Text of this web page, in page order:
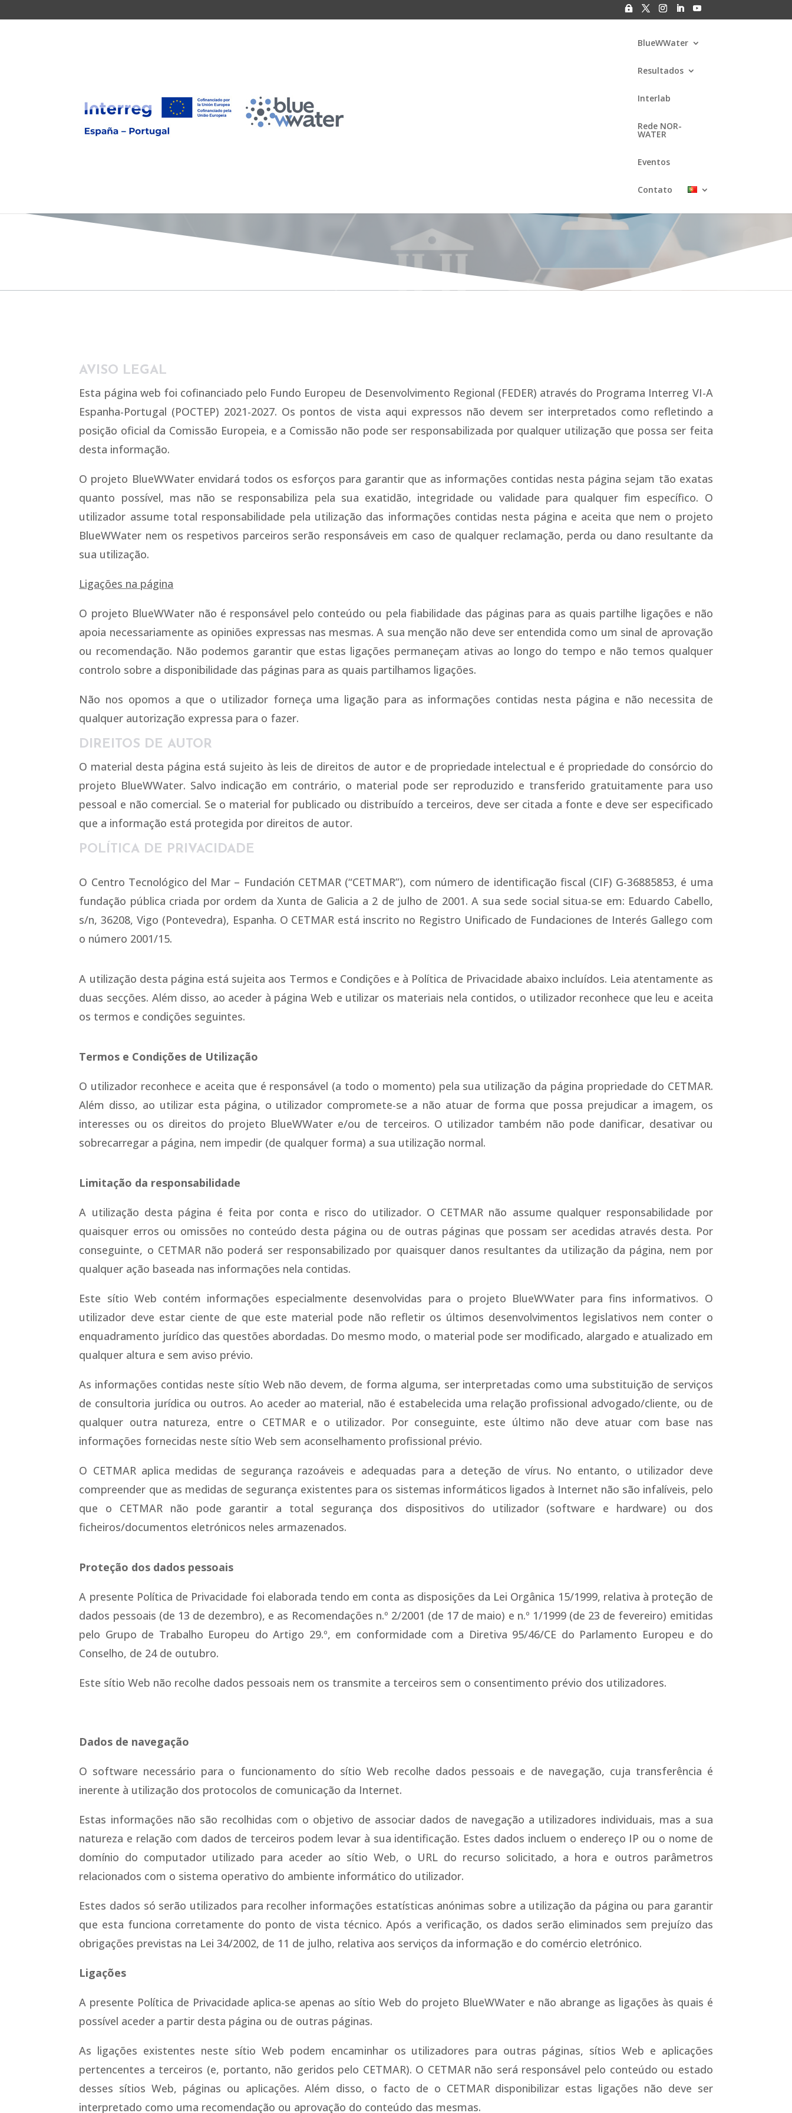
BlueWWater
Resultados
Interlab
Rede NOR-
WATER
Eventos
Contato
Aviso legal – Direitos de autor – Política de privacidade
AVISO LEGAL
Esta página web foi cofinanciado pelo Fundo Europeu de Desenvolvimento Regional (FEDER) através do Programa Interreg VI-A
Espanha-Portugal (POCTEP) 2021-2027. Os pontos de vista aqui expressos não devem ser interpretados como refletindo a
posição oficial da Comissão Europeia, e a Comissão não pode ser responsabilizada por qualquer utilização que possa ser feita
desta informação.
O projeto BlueWWater envidará todos os esforços para garantir que as informações contidas nesta página sejam tão exatas
quanto possível, mas não se responsabiliza pela sua exatidão, integridade ou validade para qualquer fim específico. O
utilizador assume total responsabilidade pela utilização das informações contidas nesta página e aceita que nem o projeto
BlueWWater nem os respetivos parceiros serão responsáveis em caso de qualquer reclamação, perda ou dano resultante da
sua utilização.
Ligações na página
O projeto BlueWWater não é responsável pelo conteúdo ou pela fiabilidade das páginas para as quais partilhe ligações e não
apoia necessariamente as opiniões expressas nas mesmas. A sua menção não deve ser entendida como um sinal de aprovação
ou recomendação. Não podemos garantir que estas ligações permaneçam ativas ao longo do tempo e não temos qualquer
controlo sobre a disponibilidade das páginas para as quais partilhamos ligações.
Não nos opomos a que o utilizador forneça uma ligação para as informações contidas nesta página e não necessita de
qualquer autorização expressa para o fazer.
DIREITOS DE AUTOR
O material desta página está sujeito às leis de direitos de autor e de propriedade intelectual e é propriedade do consórcio do
projeto BlueWWater. Salvo indicação em contrário, o material pode ser reproduzido e transferido gratuitamente para uso
pessoal e não comercial. Se o material for publicado ou distribuído a terceiros, deve ser citada a fonte e deve ser especificado
que a informação está protegida por direitos de autor.
POLÍTICA DE PRIVACIDADE
O Centro Tecnológico del Mar – Fundación CETMAR (“CETMAR”), com número de identificação fiscal (CIF) G-36885853, é uma
fundação pública criada por ordem da Xunta de Galicia a 2 de julho de 2001. A sua sede social situa-se em: Eduardo Cabello,
s/n, 36208, Vigo (Pontevedra), Espanha. O CETMAR está inscrito no Registro Unificado de Fundaciones de Interés Gallego com
o número 2001/15.
A utilização desta página está sujeita aos Termos e Condições e à Política de Privacidade abaixo incluídos. Leia atentamente as
duas secções. Além disso, ao aceder à página Web e utilizar os materiais nela contidos, o utilizador reconhece que leu e aceita
os termos e condições seguintes.
Termos e Condições de Utilização
O utilizador reconhece e aceita que é responsável (a todo o momento) pela sua utilização da página propriedade do CETMAR.
Além disso, ao utilizar esta página, o utilizador compromete-se a não atuar de forma que possa prejudicar a imagem, os
interesses ou os direitos do projeto BlueWWater e/ou de terceiros. O utilizador também não pode danificar, desativar ou
sobrecarregar a página, nem impedir (de qualquer forma) a sua utilização normal.
Limitação da responsabilidade
A utilização desta página é feita por conta e risco do utilizador. O CETMAR não assume qualquer responsabilidade por
quaisquer erros ou omissões no conteúdo desta página ou de outras páginas que possam ser acedidas através desta. Por
conseguinte, o CETMAR não poderá ser responsabilizado por quaisquer danos resultantes da utilização da página, nem por
qualquer ação baseada nas informações nela contidas.
Este sítio Web contém informações especialmente desenvolvidas para o projeto BlueWWater para fins informativos. O
utilizador deve estar ciente de que este material pode não refletir os últimos desenvolvimentos legislativos nem conter o
enquadramento jurídico das questões abordadas. Do mesmo modo, o material pode ser modificado, alargado e atualizado em
qualquer altura e sem aviso prévio.
As informações contidas neste sítio Web não devem, de forma alguma, ser interpretadas como uma substituição de serviços
de consultoria jurídica ou outros. Ao aceder ao material, não é estabelecida uma relação profissional advogado/cliente, ou de
qualquer outra natureza, entre o CETMAR e o utilizador. Por conseguinte, este último não deve atuar com base nas
informações fornecidas neste sítio Web sem aconselhamento profissional prévio.
O CETMAR aplica medidas de segurança razoáveis e adequadas para a deteção de vírus. No entanto, o utilizador deve
compreender que as medidas de segurança existentes para os sistemas informáticos ligados à Internet não são infalíveis, pelo
que o CETMAR não pode garantir a total segurança dos dispositivos do utilizador (software e hardware) ou dos
ficheiros/documentos eletrónicos neles armazenados.
Proteção dos dados pessoais
A presente Política de Privacidade foi elaborada tendo em conta as disposições da Lei Orgânica 15/1999, relativa à proteção de
dados pessoais (de 13 de dezembro), e as Recomendações n.º 2/2001 (de 17 de maio) e n.º 1/1999 (de 23 de fevereiro) emitidas
pelo Grupo de Trabalho Europeu do Artigo 29.º, em conformidade com a Diretiva 95/46/CE do Parlamento Europeu e do
Conselho, de 24 de outubro.
Este sítio Web não recolhe dados pessoais nem os transmite a terceiros sem o consentimento prévio dos utilizadores.
Dados de navegação
O software necessário para o funcionamento do sítio Web recolhe dados pessoais e de navegação, cuja transferência é
inerente à utilização dos protocolos de comunicação da Internet.
Estas informações não são recolhidas com o objetivo de associar dados de navegação a utilizadores individuais, mas a sua
natureza e relação com dados de terceiros podem levar à sua identificação. Estes dados incluem o endereço IP ou o nome de
domínio do computador utilizado para aceder ao sítio Web, o URL do recurso solicitado, a hora e outros parâmetros
relacionados com o sistema operativo do ambiente informático do utilizador.
Estes dados só serão utilizados para recolher informações estatísticas anónimas sobre a utilização da página ou para garantir
que esta funciona corretamente do ponto de vista técnico. Após a verificação, os dados serão eliminados sem prejuízo das
obrigações previstas na Lei 34/2002, de 11 de julho, relativa aos serviços da informação e do comércio eletrónico.
Ligações
A presente Política de Privacidade aplica-se apenas ao sítio Web do projeto BlueWWater e não abrange as ligações às quais é
possível aceder a partir desta página ou de outras páginas.
As ligações existentes neste sítio Web podem encaminhar os utilizadores para outras páginas, sítios Web e aplicações
pertencentes a terceiros (e, portanto, não geridos pelo CETMAR). O CETMAR não será responsável pelo conteúdo ou estado
desses sítios Web, páginas ou aplicações. Além disso, o facto de o CETMAR disponibilizar estas ligações não deve ser
interpretado como uma recomendação ou aprovação do conteúdo das mesmas.